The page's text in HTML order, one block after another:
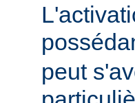
peut